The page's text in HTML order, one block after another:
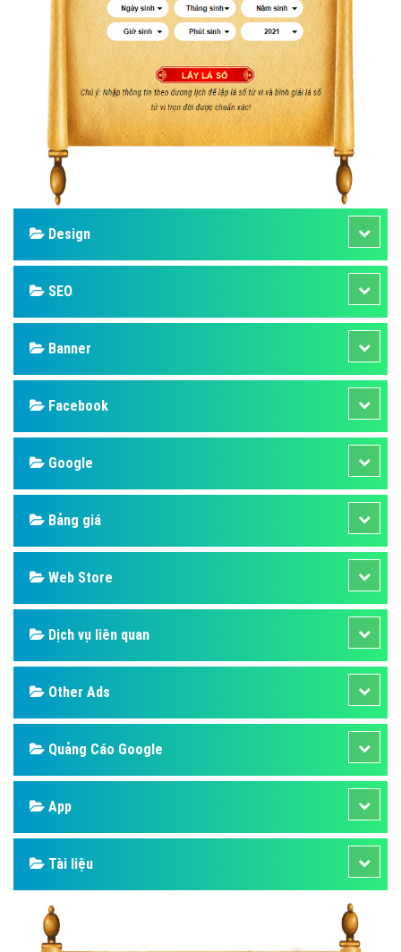
Design
SEO
Banner
Facebook
Google
Bảng giá
Web Store
Dịch vụ liên quan
Other Ads
Quảng Cáo Google
App
Tài liệu